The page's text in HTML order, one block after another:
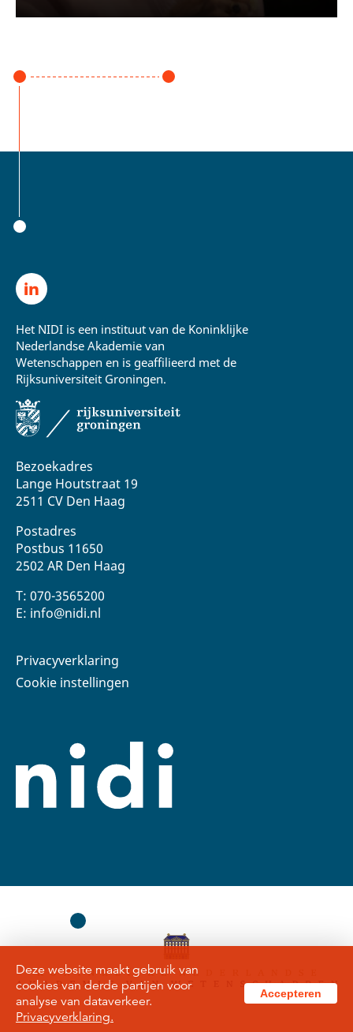
Bezoekadres
Lange Houtstraat 19
2511 CV Den Haag
Postadres
Postbus 11650
2502 AR Den Haag
T: 070-3565200
E: info@nidi.nl
Het NIDI is een instituut van de Koninklijke
Nederlandse Akademie van
Wetenschappen en is geaffilieerd met de
Rijksuniversiteit Groningen.
Privacyverklaring
Cookie instellingen
Deze website maakt gebruik van
cookies van derde partijen voor
analyse van dataverkeer.
Privacyverklaring.
Accepteren